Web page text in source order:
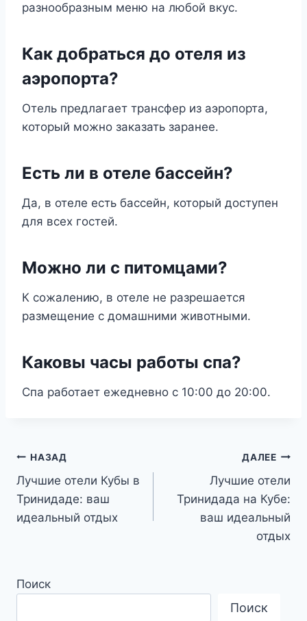
разнообразным меню на любой вкус.
Как добраться до отеля из
аэропорта?
Отель предлагает трансфер из аэропорта,
который можно заказать заранее.
Есть ли в отеле бассейн?
Да, в отеле есть бассейн, который доступен
для всех гостей.
Можно ли с питомцами?
К сожалению, в отеле не разрешается
размещение с домашними животными.
Каковы часы работы спа?
Спа работает ежедневно с 10:00 до 20:00.
Навигация
по
записям
НАЗАД
Лучшие отели Кубы в
Тринидаде: ваш
идеальный отдых
ДАЛЕЕ
Лучшие отели
Тринидада на Кубе:
ваш идеальный
отдых
Поиск
Поиск